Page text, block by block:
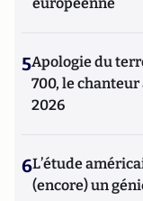
5Apologie du
700, le chanteur
2026
6L’étude
(encore) un